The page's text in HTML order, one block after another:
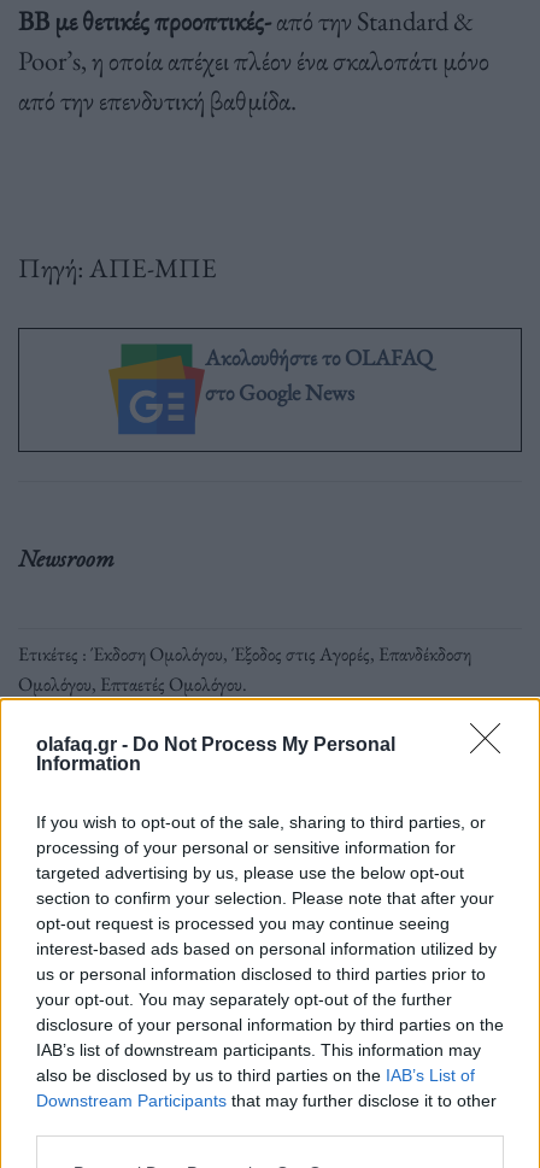
olafaq.gr - Do Not Process My Personal
Information
If you wish to opt-out of the sale, sharing to third parties, or
processing of your personal or sensitive information for
targeted advertising by us, please use the below opt-out
section to confirm your selection. Please note that after your
opt-out request is processed you may continue seeing
interest-based ads based on personal information utilized by
us or personal information disclosed to third parties prior to
your opt-out. You may separately opt-out of the further
disclosure of your personal information by third parties on the
IAB’s list of downstream participants. This information may
also be disclosed by us to third parties on the IAB’s List of
Downstream Participants that may further disclose it to other
ΒΒ με θετικές προοπτικές-από την Standard &
Poor’s, η οποία απέχει πλέον ένα σκαλοπάτι μόνο
από την επενδυτική βαθμίδα.
Πηγή: ΑΠΕ-ΜΠΕ
Ακολουθήστε το OLAFAQ
στο Google News
Newsroom
Ετικέτες :Έκδοση Ομολόγου,Έξοδος στις Αγορές, Επανδέκδοση
Ομολόγου, Επταετές Ομολόγου.
Δείτε επίσης